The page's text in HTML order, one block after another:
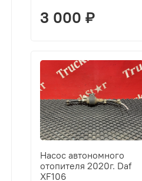
3 000 ₽
Насос автономного
отопителя 2020г. Daf
XF106